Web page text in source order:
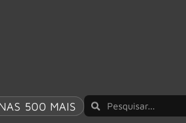
500 MAIS